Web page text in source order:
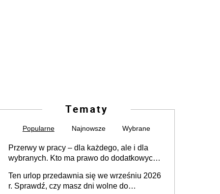
Tematy
Popularne Najnowsze Wybrane
Przerwy w pracy – dla każdego, ale i dla
wybranych. Kto ma prawo do dodatkowych
Ten urlop przedawnia się we wrześniu 2026
r. Sprawdź, czy masz dni wolne do